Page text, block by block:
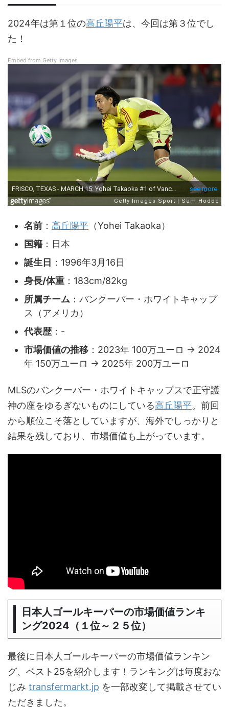
2024年は第１位の高丘陽平は、今回は第３位でし
た！
Embed from Getty Images
名前 ： 高丘陽平 （Yohei Takaoka）
国籍 ：日本
誕生日 ：1996年3月16日
身長/体重 ：183cm/82kg
所属チーム ：バンクーバー・ホワイトキャップ
ス（アメリカ）
代表歴 ：-
市場価値の推移 ：2023年 100万ユーロ → 2024
年 150万ユーロ → 2025年 200万ユーロ
MLSのバンクーバー・ホワイトキャップスで正守護
神の座をゆるぎないものにしている高丘陽平。前回
から順位こそ落としていますが、海外でしっかりと
結果を残しており、市場価値も上がっています。
日本人ゴールキーパーの市場価値ランキ
ング2024（１位～２５位）
最後に日本人ゴールキーパーの市場価値ランキン
グ、ベスト25を紹介します！ランキングは毎度おな
じみ transfermarkt.jp を一部改変して掲載させてい
ただきました。